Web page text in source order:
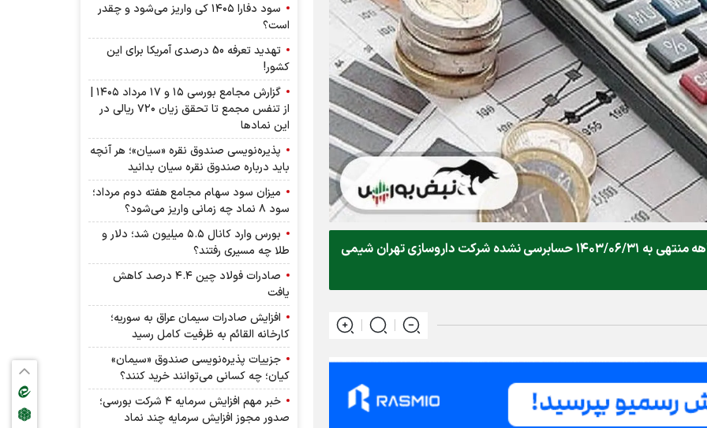
اطلاعات و صورت‌های مالی میاندوره‌ای دوره ۹ ماهه منتهی به ۱۴۰۳/۰۶/۳۱ حسابرسی نشده شرکت داروسازی تهران شیمی
سود دفارا ۱۴۰۵ کی واریز می‌شود و چقدر
است؟
تهدید تعرفه 50 درصدی آمریکا برای این
کشور!
گزارش مجامع بورسی ۱۵ و ۱۷ مرداد ۱۴۰۵ |
از تنفس مجمع تا تحقق زیان ۷۲۰ ریالی در
این نماد‌ها
پذیره‌نویسی صندوق نقره «سیان»؛ هر آنچه
باید درباره صندوق نقره سیان بدانید
میزان سود سهام مجامع هفته دوم مرداد؛
سود ۸ نماد چه زمانی واریز می‌شود؟
بورس وارد کانال ۵.۵ میلیون شد؛ دلار و
طلا چه مسیری رفتند؟
صادرات فولاد چین ۴.۴ درصد کاهش
یافت
افزایش صادرات سیمان عراق به سوریه؛
کارخانه القائم به ظرفیت کامل رسید
جزییات پذیره‌نویسی صندوق «سیمان»
کیان؛ چه کسانی می‌توانند خرید کنند؟
خبر مهم افزایش سرمایه ۴ شرکت بورسی؛
صدور مجوز افزایش سرمایه چند نماد